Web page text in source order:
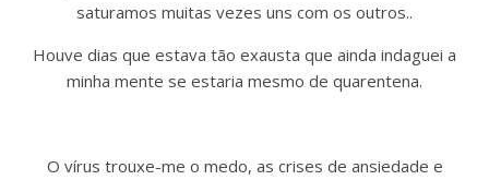
saturamos muitas vezes uns com os outros..
Houve dias que estava tão exausta que ainda indaguei a
minha mente se estaria mesmo de quarentena.
O vírus trouxe-me o medo, as crises de ansiedade e